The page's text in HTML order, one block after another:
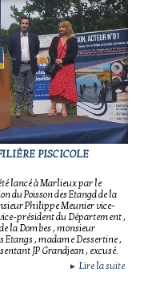
PISCICOLE
lancé à Marlieux par le
du Poisson des Etangd de la
Philippe Meunier vice-
président du Département ,
la Dombes , monsieur
, madame Dessertine ,
JP Grandjean , excusé.
► Lire la suite